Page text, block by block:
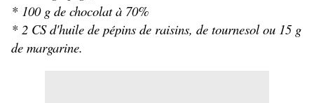
* 100 g de chocolat à 70%
* 2 CS d'huile de pépins de raisins, de tournesol ou 15 g
de margarine.